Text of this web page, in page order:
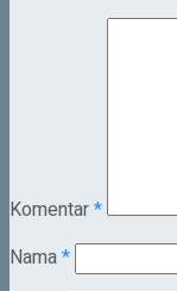
Komentar*
Nama*